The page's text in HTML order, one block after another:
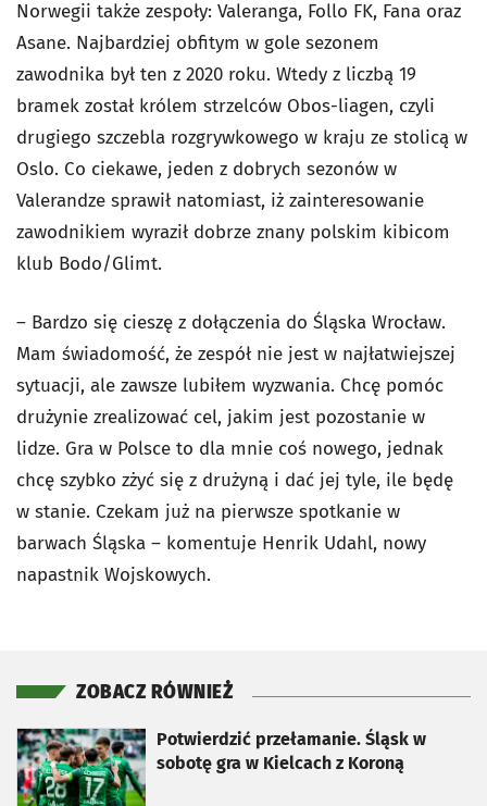
Norwegii także zespoły: Valeranga, Follo FK, Fana oraz
Asane. Najbardziej obfitym w gole sezonem
zawodnika był ten z 2020 roku. Wtedy z liczbą 19
bramek został królem strzelców Obos-liagen, czyli
drugiego szczebla rozgrywkowego w kraju ze stolicą w
Oslo. Co ciekawe, jeden z dobrych sezonów w
Valerandze sprawił natomiast, iż zainteresowanie
zawodnikiem wyraził dobrze znany polskim kibicom
klub Bodo/Glimt.
– Bardzo się cieszę z dołączenia do Śląska Wrocław.
Mam świadomość, że zespół nie jest w najłatwiejszej
sytuacji, ale zawsze lubiłem wyzwania. Chcę pomóc
drużynie zrealizować cel, jakim jest pozostanie w
lidze. Gra w Polsce to dla mnie coś nowego, jednak
chcę szybko zżyć się z drużyną i dać jej tyle, ile będę
w stanie. Czekam już na pierwsze spotkanie w
barwach Śląska – komentuje Henrik Udahl, nowy
napastnik Wojskowych.
ZOBACZ RÓWNIEŻ
Potwierdzić przełamanie. Śląsk w
sobotę gra w Kielcach z Koroną
otworzy się w nowej karcie